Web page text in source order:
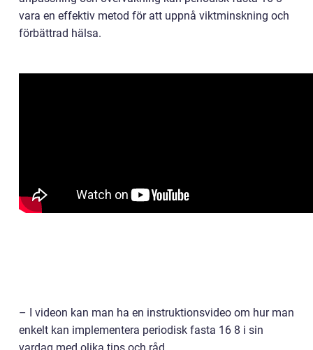
vara en effektiv metod för att uppnå viktminskning och
förbättrad hälsa.
– I videon kan man ha en instruktionsvideo om hur man
enkelt kan implementera periodisk fasta 16 8 i sin